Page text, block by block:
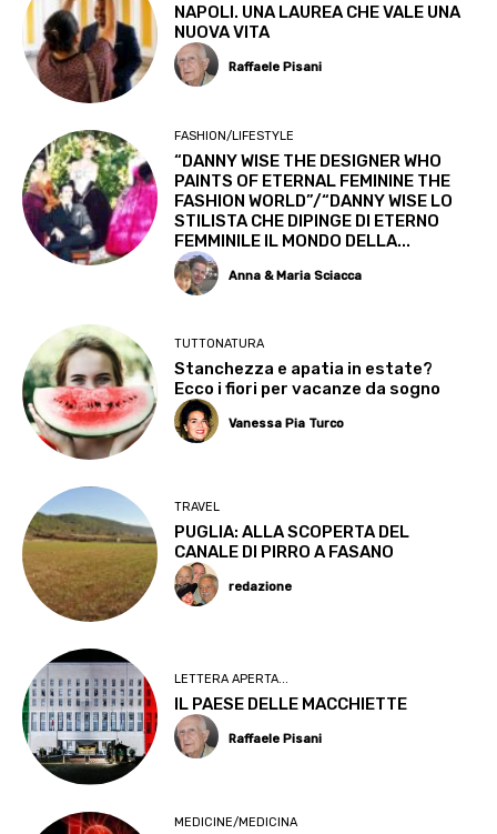
NAPOLI. UNA LAUREA CHE VALE UNA
NUOVA VITA
Raffaele Pisani
FASHION/LIFESTYLE
“DANNY WISE THE DESIGNER WHO
PAINTS OF ETERNAL FEMININE THE
FASHION WORLD”/“DANNY WISE LO
STILISTA CHE DIPINGE DI ETERNO
FEMMINILE IL MONDO DELLA...
Anna & Maria Sciacca
TUTTONATURA
Stanchezza e apatia in estate?
Ecco i fiori per vacanze da sogno
Vanessa Pia Turco
TRAVEL
PUGLIA: ALLA SCOPERTA DEL
CANALE DI PIRRO A FASANO
redazione
LETTERA APERTA...
IL PAESE DELLE MACCHIETTE
Raffaele Pisani
MEDICINE/MEDICINA